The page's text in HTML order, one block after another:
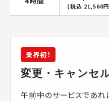
(税込 21,560
業界初！
変更・キャンセ
午前中のサービスであれ